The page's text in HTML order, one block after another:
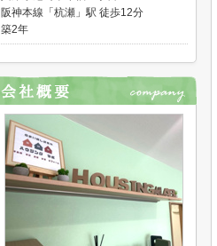
阪神本線「杭瀬」駅 徒歩12分
築2年